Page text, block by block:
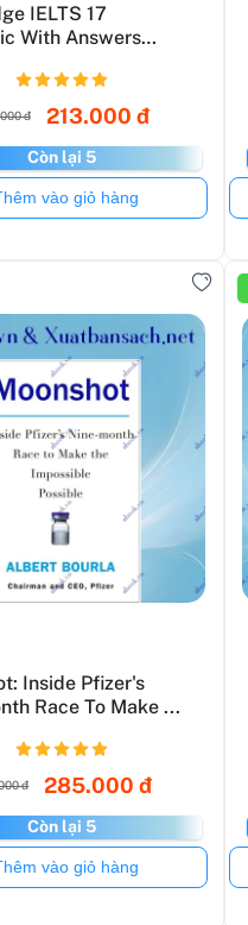
IELTS 17
With Answers
đ 213.000 đ
Còn lại 5
Còn hàng
vào giỏ hàng
Inside Pfizer's
Race To Make ...
đ 285.000 đ
Còn lại 5
Còn hàng
vào giỏ hàng